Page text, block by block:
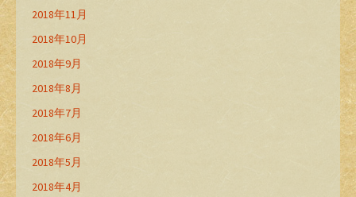
2018年11月
2018年10月
2018年9月
2018年8月
2018年7月
2018年6月
2018年5月
2018年4月